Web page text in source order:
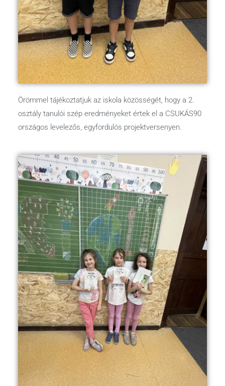
Örömmel tájékoztatjuk az iskola közösségét, hogy a 2.
osztály tanulói szép eredményeket értek el a CSUKÁS90
országos levelezős, egyfordulós projektversenyen.